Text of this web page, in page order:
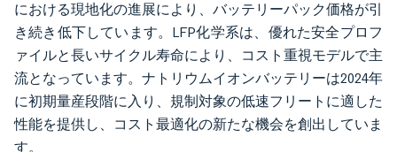
における現地化の進展により、バッテリーパック価格が引
き続き低下しています。LFP化学系は、優れた安全プロフ
ァイルと長いサイクル寿命により、コスト重視モデルで主
流となっています。ナトリウムイオンバッテリーは2024年
に初期量産段階に入り、規制対象の低速フリートに適した
性能を提供し、コスト最適化の新たな機会を創出していま
す。